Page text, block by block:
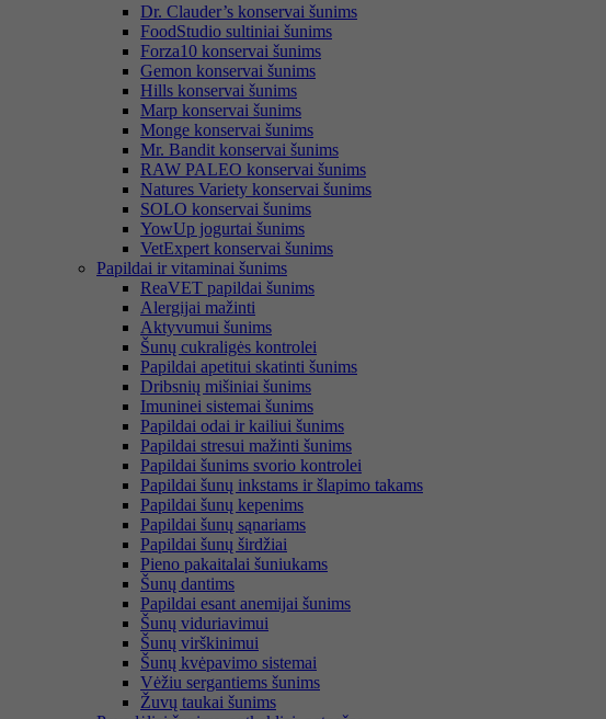
Dr. Clauder’s konservai šunims
FoodStudio sultiniai šunims
Forza10 konservai šunims
Gemon konservai šunims
Hills konservai šunims
Marp konservai šunims
Monge konservai šunims
Mr. Bandit konservai šunims
RAW PALEO konservai šunims
Natures Variety konservai šunims
SOLO konservai šunims
YowUp jogurtai šunims
VetExpert konservai šunims
Papildai ir vitaminai šunims
ReaVET papildai šunims
Alergijai mažinti
Aktyvumui šunims
Šunų cukraligės kontrolei
Papildai apetitui skatinti šunims
Dribsnių mišiniai šunims
Imuninei sistemai šunims
Papildai odai ir kailiui šunims
Papildai stresui mažinti šunims
Papildai šunims svorio kontrolei
Papildai šunų inkstams ir šlapimo takams
Papildai šunų kepenims
Papildai šunų sąnariams
Papildai šunų širdžiai
Pieno pakaitalai šuniukams
Šunų dantims
Papildai esant anemijai šunims
Šunų viduriavimui
Šunų virškinimui
Šunų kvėpavimo sistemai
Vėžiu sergantiems šunims
Žuvų taukai šunims